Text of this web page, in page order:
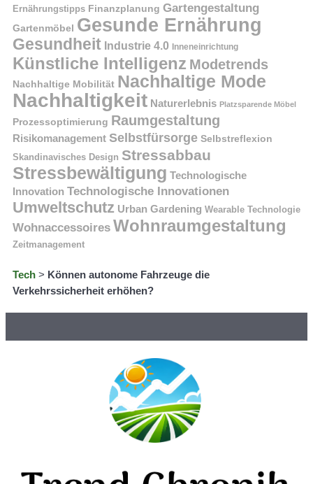
Ernährungstipps Finanzplanung Gartengestaltung
Gartenmöbel Gesunde Ernährung
Gesundheit Industrie 4.0 Inneneinrichtung
Künstliche Intelligenz Modetrends
Nachhaltige Mobilität Nachhaltige Mode
Nachhaltigkeit Naturerlebnis Platzsparende Möbel
Prozessoptimierung Raumgestaltung
Risikomanagement Selbstfürsorge Selbstreflexion
Skandinavisches Design Stressabbau
Stressbewältigung Technologische
Innovation Technologische Innovationen
Umweltschutz Urban Gardening Wearable Technologie
Wohnaccessoires Wohnraumgestaltung
Zeitmanagement
Tech > Können autonome Fahrzeuge die
Verkehrssicherheit erhöhen?